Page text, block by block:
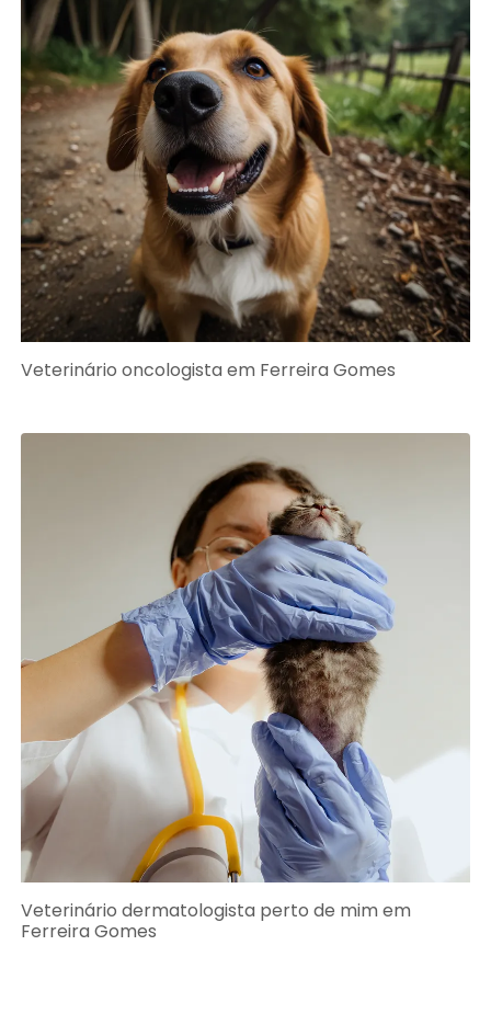
Veterinário oncologista em Ferreira Gomes
Veterinário dermatologista perto de mim em
Ferreira Gomes